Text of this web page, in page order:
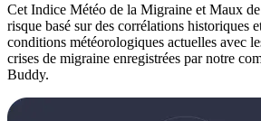
Cet Indice Météo de la Migraine et Maux
risque basé sur des corrélations historiques
conditions météorologiques actuelles avec
crises de migraine enregistrées par notre
Buddy.